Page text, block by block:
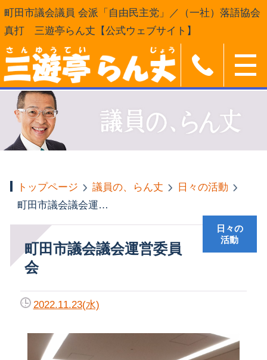
町田市議会議員 会派「自由民主党」／（一社）落語協会
真打 三遊亭らん丈【公式ウェブサイト】
トップページ 議員の、らん丈
日々の活動
町田市議会議会運営委員会
町田市議会議会運営委員
会
日々の
活動
2022.11.23(水)